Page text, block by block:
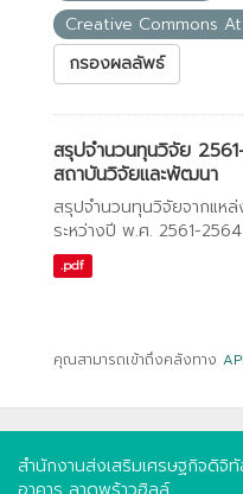
Creative Commons
กรองผลลัพธ์
สรุปจำนวนทุนวิจัย
สถาบันวิจัยและพัฒนา
สรุปจำนวนทุนวิจัยจากแห
ระหว่างปี พ.ศ. 2561-2564
.pdf
คุณสามารถเข้าถึงคลังทาง API
สำนักงานส่งเสริมเศรษฐกิจดิจิ